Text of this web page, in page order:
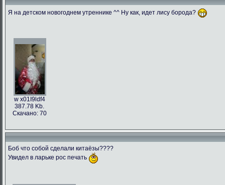
Я на детском новогоднем утреннике ^^ Ну как, идет лису борода?
w x01I9ldf4
387.78 Kb.
Скачано: 70
Боб что собой сделали китаёзы????
Увидел в ларьке рос печать